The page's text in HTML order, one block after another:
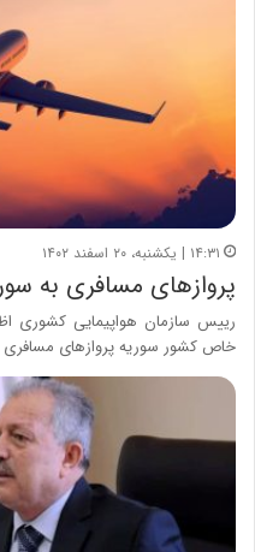
۱۴:۳۱ | یکشنبه، ۲۰ اسفند ۱۴۰۲
پروازهای مسافری به
رییس سازمان هواپیمایی کشوری
خاص کشور سوریه پرواز‌های